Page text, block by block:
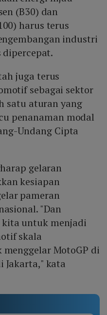
(B30) dan
harus terus
industri
juga terus
sebagai sektor
satu aturan yang
penanaman modal
Undang Cipta
gelaran
kesiapan
pameran
"Dan
untuk menjadi
skala
MotoGP di
Jakarta," kata